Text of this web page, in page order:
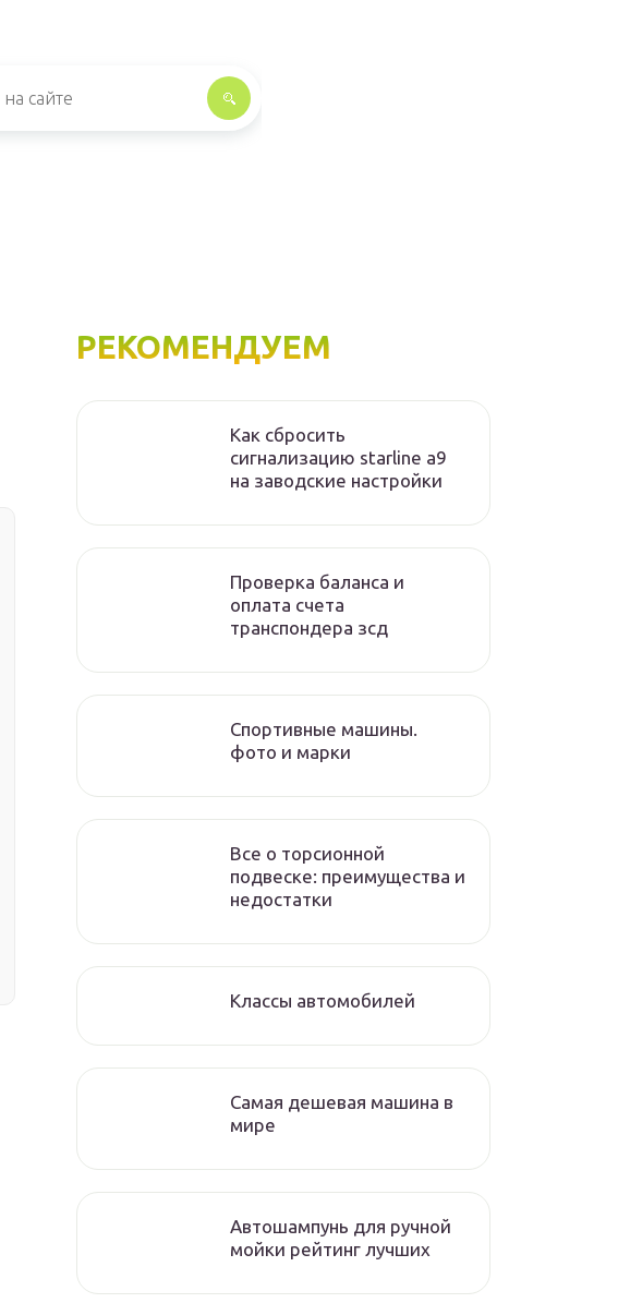
РЕКОМЕНДУЕМ
Как сбросить
сигнализацию starline а9
на заводские настройки
Проверка баланса и
оплата счета
транспондера зсд
Спортивные машины.
фото и марки
Все о торсионной
подвеске: преимущества и
недостатки
Классы автомобилей
Самая дешевая машина в
мире
Автошампунь для ручной
мойки рейтинг лучших